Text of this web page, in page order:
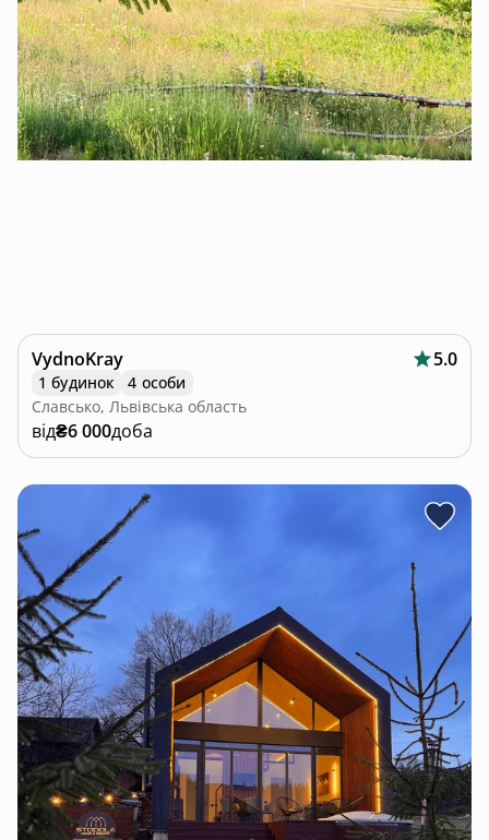
VydnoKray 5.0
1 будинок
4 особи
Славсько, Львівська область
від₴6 000доба